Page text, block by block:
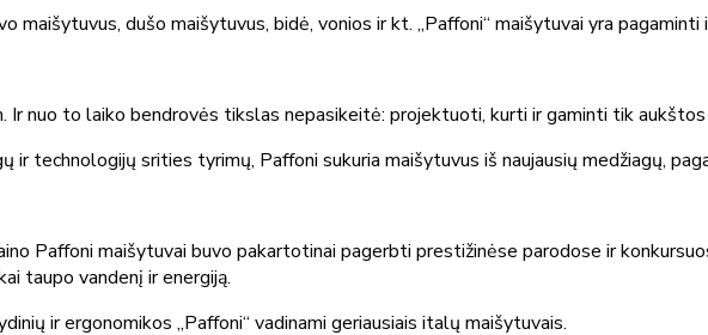
maišytuvus, dušo maišytuvus, bidė, vonios ir kt. „Paffoni“ maišytuvai yra
Ir nuo to laiko bendrovės tikslas nepasikeitė: projektuoti, kurti ir gaminti tik
ir technologijų srities tyrimų, Paffoni sukuria maišytuvus iš naujausių medžiagų,
Paffoni maišytuvai buvo pakartotinai pagerbti prestižinėse parodose ir
taupo vandenį ir energiją.
ir ergonomikos „Paffoni“ vadinami geriausiais italų maišytuvais.